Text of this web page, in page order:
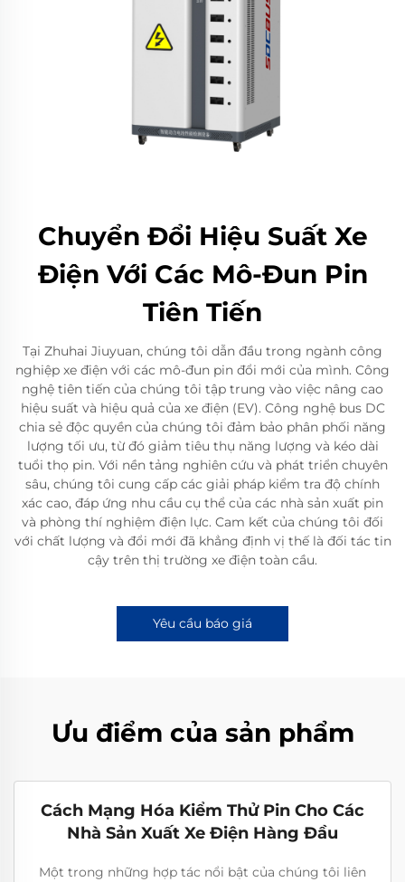
Chuyển Đổi Hiệu Suất Xe
Điện Với Các Mô-Đun Pin
Tiên Tiến
Tại Zhuhai Jiuyuan, chúng tôi dẫn đầu trong ngành công
nghiệp xe điện với các mô-đun pin đổi mới của mình. Công
nghệ tiên tiến của chúng tôi tập trung vào việc nâng cao
hiệu suất và hiệu quả của xe điện (EV). Công nghệ bus DC
chia sẻ độc quyền của chúng tôi đảm bảo phân phối năng
lượng tối ưu, từ đó giảm tiêu thụ năng lượng và kéo dài
tuổi thọ pin. Với nền tảng nghiên cứu và phát triển chuyên
sâu, chúng tôi cung cấp các giải pháp kiểm tra độ chính
xác cao, đáp ứng nhu cầu cụ thể của các nhà sản xuất pin
và phòng thí nghiệm điện lực. Cam kết của chúng tôi đối
với chất lượng và đổi mới đã khẳng định vị thế là đối tác tin
cậy trên thị trường xe điện toàn cầu.
Yêu cầu báo giá
Ưu điểm của sản phẩm
Cách Mạng Hóa Kiểm Thử Pin Cho Các
Nhà Sản Xuất Xe Điện Hàng Đầu
Một trong những hợp tác nổi bật của chúng tôi liên